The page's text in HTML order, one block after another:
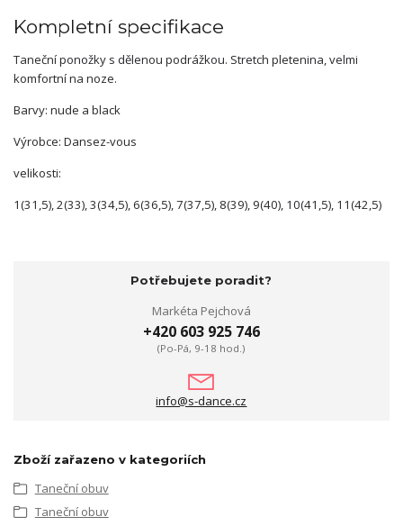
Kompletní specifikace
Taneční ponožky s dělenou podrážkou. Stretch pletenina, velmi
komfortní na noze.
Barvy: nude a black
Výrobce: Dansez-vous
velikosti:
1(31,5), 2(33), 3(34,5), 6(36,5), 7(37,5), 8(39), 9(40), 10(41,5), 11(42,5)
Potřebujete poradit?
Markéta Pejchová
+420 603 925 746
(Po-Pá, 9-18 hod.)
info@s-dance.cz
Zboží zařazeno v kategoriích
Taneční obuv
Taneční obuv